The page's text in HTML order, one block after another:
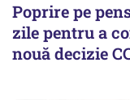
Poprire pe
zile pentru a
nouă decizie